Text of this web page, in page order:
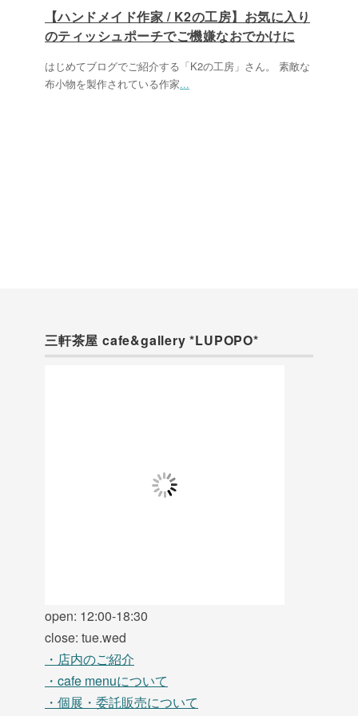
【ハンドメイド作家 / K2の工房】お気に入り
のティッシュポーチでご機嫌なおでかけに
はじめてブログでご紹介する「K2の工房」さん。 素敵な
布小物を製作されている作家...
三軒茶屋 cafe&gallery *LUPOPO*
open: 12:00-18:30
close: tue.wed
・店内のご紹介
・cafe menuについて
・個展・委託販売について